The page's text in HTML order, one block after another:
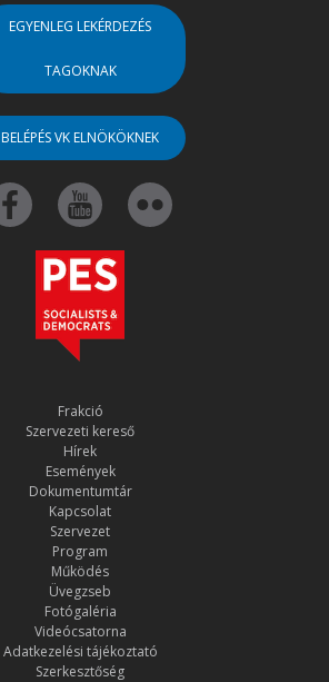
EGYENLEG LEKÉRDEZÉS
TAGOKNAK
BELÉPÉS VK ELNÖKÖKNEK
Frakció
Szervezeti kereső
Hírek
Események
Dokumentumtár
Kapcsolat
Szervezet
Program
Működés
Üvegzseb
Fotógaléria
Videócsatorna
Adatkezelési tájékoztató
Szerkesztőség